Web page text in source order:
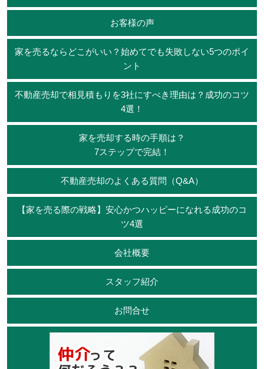
お客様の声
家を売るならどこがいい？始めてでも失敗しない5つのポイ
ント
不動産売却で相見積もりを3社にすべき理由は？成功のコツ
4選！
家を売却する時の手順は？
7ステップで完結！
不動産売却のよくある質問（Q&A）
【家を売る際の戦略】安心かつハッピーになれる成功のコ
ツ4選
会社概要
スタッフ紹介
お問合せ